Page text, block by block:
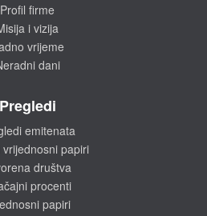
Profil firme
i vizija
vrijeme
dani
Pregledi
emitenata
vrijednosni papiri
društva
procenti
papiri